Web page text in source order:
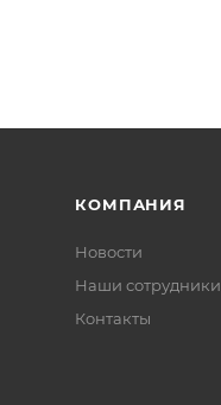
КОМПАНИЯ
Новости
Наши сотрудники
Контакты